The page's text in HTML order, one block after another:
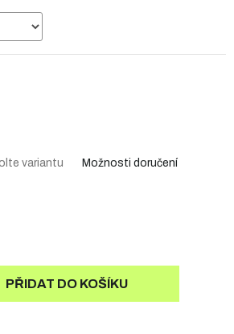
variantu Možnosti doručení
PŘIDAT DO KOŠÍKU